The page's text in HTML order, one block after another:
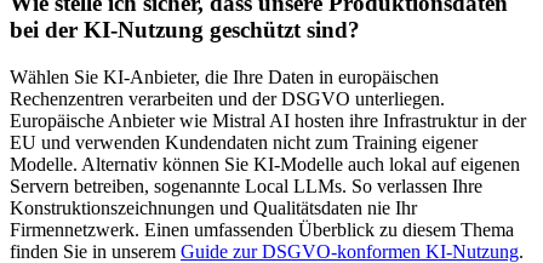
bei der KI-Nutzung geschützt sind?
Wählen Sie KI-Anbieter, die Ihre Daten in europäischen
Rechenzentren verarbeiten und der DSGVO unterliegen.
Europäische Anbieter wie Mistral AI hosten ihre Infrastruktur in der
EU und verwenden Kundendaten nicht zum Training eigener
Modelle. Alternativ können Sie KI-Modelle auch lokal auf eigenen
Servern betreiben, sogenannte Local LLMs. So verlassen Ihre
Konstruktionszeichnungen und Qualitätsdaten nie Ihr
Firmennetzwerk. Einen umfassenden Überblick zu diesem Thema
finden Sie in unserem Guide zur DSGVO-konformen KI-Nutzung.